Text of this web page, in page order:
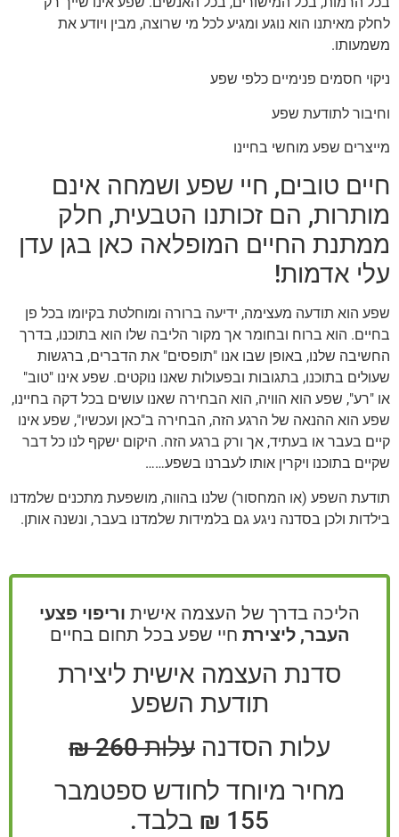
לחלק מאיתנו הוא נוגע ומגיע לכל מי שרוצה, מבין ויודע את
משמעותו.
ניקוי חסמים פנימיים כלפי שפע
וחיבור לתודעת שפע
מייצרים שפע מוחשי בחיינו
חיים טובים, חיי שפע ושמחה אינם
מותרות, הם זכותנו הטבעית, חלק
ממתנת החיים המופלאה כאן בגן עדן
עלי אדמות!
שפע הוא תודעה מעצימה, ידיעה ברורה ומוחלטת בקיומו בכל פן
בחיים. הוא ברוח ובחומר אך מקור הליבה שלו הוא בתוכנו, בדרך
החשיבה שלנו, באופן שבו אנו "תופסים" את הדברים, ברגשות
שעולים בתוכנו, בתגובות ובפעולות שאנו נוקטים. שפע אינו "טוב"
או "רע", שפע הוא הוויה, הוא הבחירה שאנו עושים בכל דקה בחיינו,
שפע הוא ההנאה של הרגע הזה, הבחירה ב"כאן ועכשיו", שפע אינו
קיים בעבר או בעתיד, אך ורק ברגע הזה. היקום ישקף לנו כל דבר
שקיים בתוכנו ויקרין אותו לעברנו בשפע……
תודעת השפע (או המחסור) שלנו בהווה, מושפעת מתכנים שלמדנו
בילדות ולכן בסדנה ניגע גם בלמידות שלמדנו בעבר, ונשנה אותן.
הליכה בדרך של העצמה אישית וריפוי פצעי
העבר, ליצירת חיי שפע בכל תחום בחיים
סדנת העצמה אישית ליצירת
תודעת השפע
עלות הסדנה עלות 260 ₪
מחיר מיוחד לחודש ספטמבר
155 ₪ בלבד.